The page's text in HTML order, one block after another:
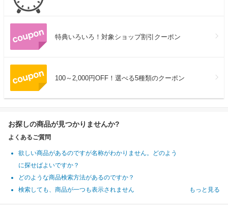
特典いろいろ！対象ショップ割引クーポン
100～2,000円OFF！選べる5種類のクーポン
お探しの商品が見つかりませんか?
よくあるご質問
欲しい商品があるのですが名称がわかりません。どのよう
に探せばよいですか？
どのような商品検索方法があるのですか？
検索しても、商品が一つも表示されません
もっと見る